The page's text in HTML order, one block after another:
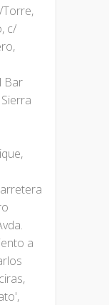
Torre,
c/
Bar
a